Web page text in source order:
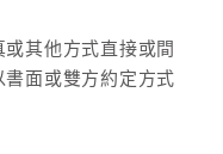
其他方式直接或間
面或雙方約定方式